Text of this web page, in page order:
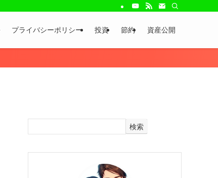
プライバシーポリシー 投資 節約 資産公開
検索